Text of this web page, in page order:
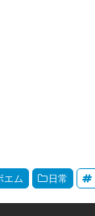
エム 日常